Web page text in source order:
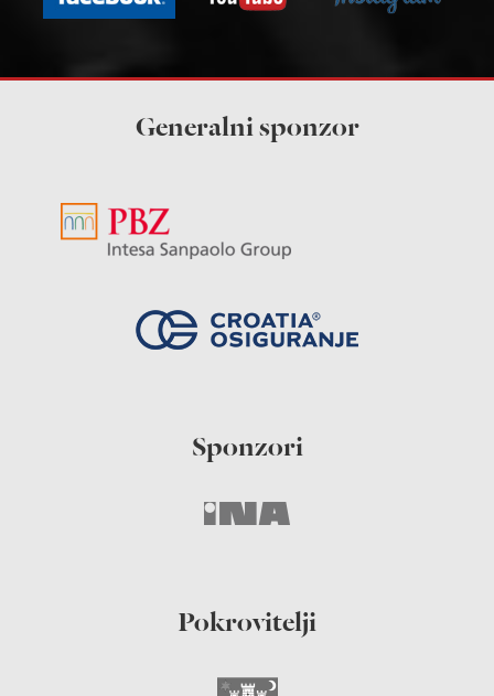
Generalni sponzor
Sponzori
Pokrovitelji